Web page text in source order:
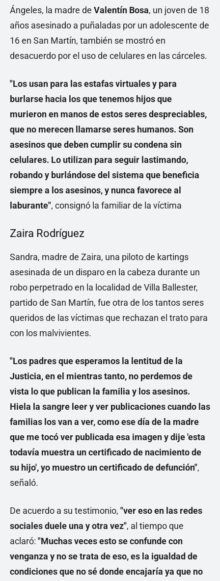
Ángeles, la madre de Valentín Bosa, un joven de 18
años asesinado a puñaladas por un adolescente de
16 en San Martín, también se mostró en
desacuerdo por el uso de celulares en las cárceles.
"Los usan para las estafas virtuales y para
burlarse hacia los que tenemos hijos que
murieron en manos de estos seres despreciables,
que no merecen llamarse seres humanos. Son
asesinos que deben cumplir su condena sin
celulares. Lo utilizan para seguir lastimando,
robando y burlándose del sistema que beneficia
siempre a los asesinos, y nunca favorece al
laburante", consignó la familiar de la víctima
Zaira Rodríguez
Sandra, madre de Zaira, una piloto de kartings
asesinada de un disparo en la cabeza durante un
robo perpetrado en la localidad de Villa Ballester,
partido de San Martín, fue otra de los tantos seres
queridos de las víctimas que rechazan el trato para
con los malvivientes.
"Los padres que esperamos la lentitud de la
Justicia, en el mientras tanto, no perdemos de
vista lo que publican la familia y los asesinos.
Hiela la sangre leer y ver publicaciones cuando las
familias los van a ver, como ese día de la madre
que me tocó ver publicada esa imagen y dije 'esta
todavía muestra un certificado de nacimiento de
su hijo', yo muestro un certificado de defunción",
señaló.
De acuerdo a su testimonio, "ver eso en las redes
sociales duele una y otra vez", al tiempo que
aclaró: "Muchas veces esto se confunde con
venganza y no se trata de eso, es la igualdad de
condiciones que no sé donde encajaría ya que no